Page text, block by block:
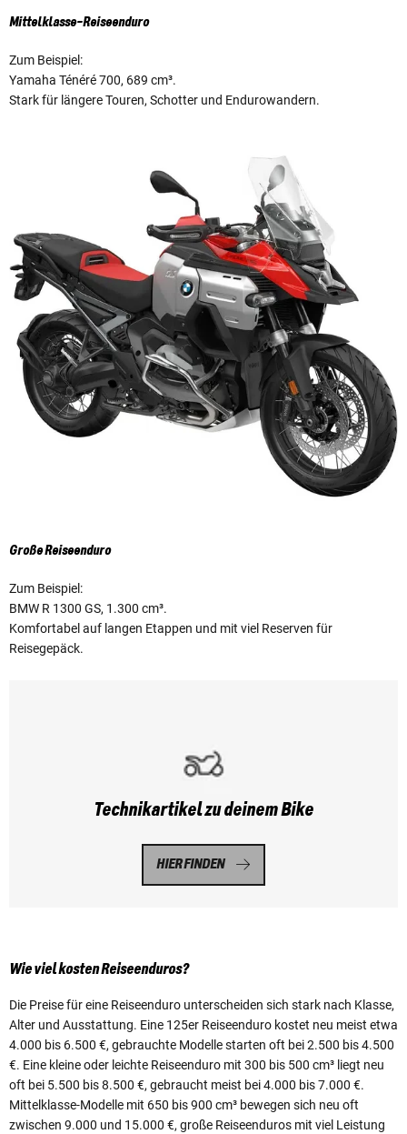
Mittelklasse-Reiseenduro
Zum Beispiel:
Yamaha Ténéré 700, 689 cm³.
Stark für längere Touren, Schotter und Endurowandern.
Große Reiseenduro
Zum Beispiel:
BMW R 1300 GS, 1.300 cm³.
Komfortabel auf langen Etappen und mit viel Reserven für
Reisegepäck.
Technikartikel zu deinem Bike
HIER FINDEN
Wie viel kosten Reiseenduros?
Die Preise für eine Reiseenduro unterscheiden sich stark nach Klasse,
Alter und Ausstattung. Eine 125er Reiseenduro kostet neu meist etwa
4.000 bis 6.500 €, gebrauchte Modelle starten oft bei 2.500 bis 4.500
€. Eine kleine oder leichte Reiseenduro mit 300 bis 500 cm³ liegt neu
oft bei 5.500 bis 8.500 €, gebraucht meist bei 4.000 bis 7.000 €.
Mittelklasse-Modelle mit 650 bis 900 cm³ bewegen sich neu oft
zwischen 9.000 und 15.000 €, große Reiseenduros mit viel Leistung